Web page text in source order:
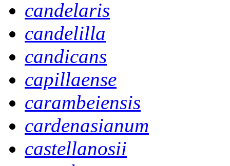
candelaris
candelilla
candicans
capillaense
carambeiensis
cardenasianum
castellanosii